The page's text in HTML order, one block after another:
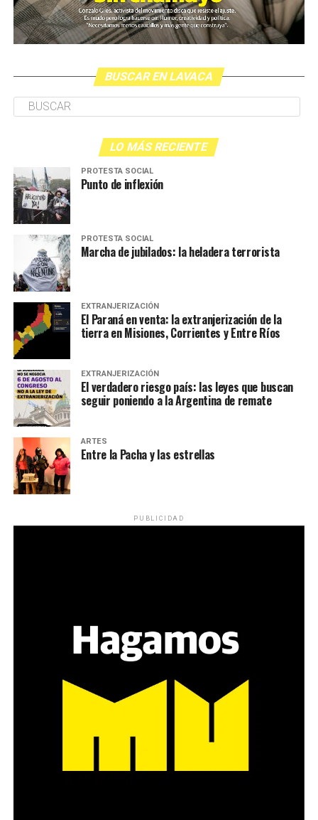
BUSCAR EN LAVACA
LO MÁS RECIENTE
PROTESTA SOCIAL
Punto de inflexión
PROTESTA SOCIAL
Marcha de jubilados: la heladera terrorista
EXTRANJERIZACIÓN
El Paraná en venta: la extranjerización de la
tierra en Misiones, Corrientes y Entre Ríos
EXTRANJERIZACIÓN
El verdadero riesgo país: las leyes que buscan
seguir poniendo a la Argentina de remate
ARTES
Entre la Pacha y las estrellas
PUBLICIDAD